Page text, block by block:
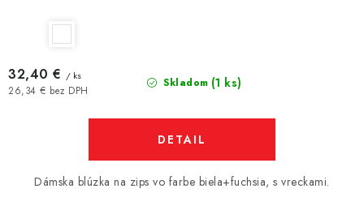
Skladom (1 ks)
26,34 € bez DPH
32,40 € / ks
DETAIL
Dámska blúzka na zips vo farbe biela+fuchsia, s vreckami.